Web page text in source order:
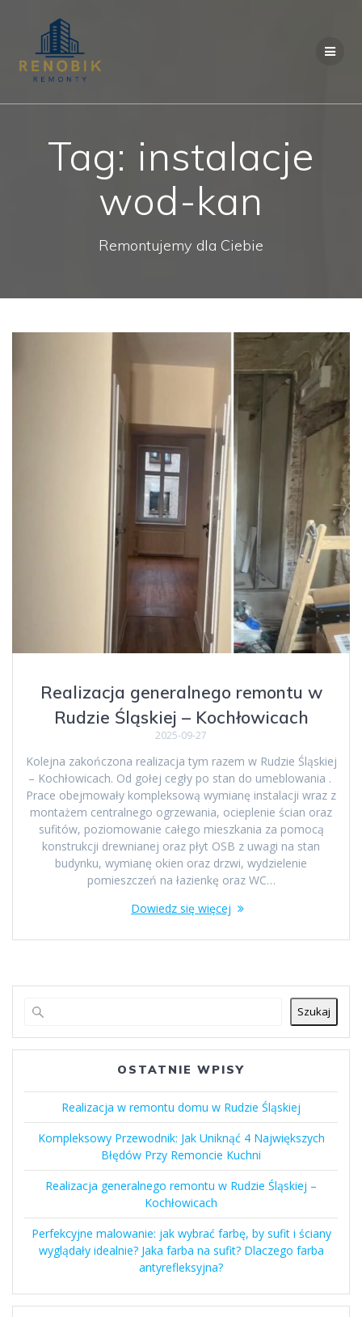
Tag: instalacje
wod-kan
Remontujemy dla Ciebie
Realizacja generalnego remontu w
Rudzie Śląskiej – Kochłowicach
2025-09-27
Kolejna zakończona realizacja tym razem w Rudzie Śląskiej
– Kochłowicach. Od gołej cegły po stan do umeblowania .
Prace obejmowały kompleksową wymianę instalacji wraz z
montażem centralnego ogrzewania, ocieplenie ścian oraz
sufitów, poziomowanie całego mieszkania za pomocą
konstrukcji drewnianej oraz płyt OSB z uwagi na stan
budynku, wymianę okien oraz drzwi, wydzielenie
pomieszczeń na łazienkę oraz WC…
Dowiedz się więcej
Szukaj
OSTATNIE WPISY
Realizacja w remontu domu w Rudzie Śląskiej
Kompleksowy Przewodnik: Jak Uniknąć 4 Największych
Błędów Przy Remoncie Kuchni
Realizacja generalnego remontu w Rudzie Śląskiej –
Kochłowicach
Perfekcyjne malowanie: jak wybrać farbę, by sufit i ściany
wyglądały idealnie? Jaka farba na sufit? Dlaczego farba
antyrefleksyjna?